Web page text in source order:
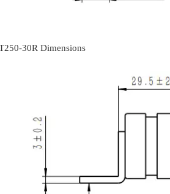
ANL-B150SF39 100A-800A 125V150V
30R Dimensions